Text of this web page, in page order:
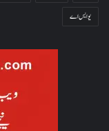
یو ایس اے